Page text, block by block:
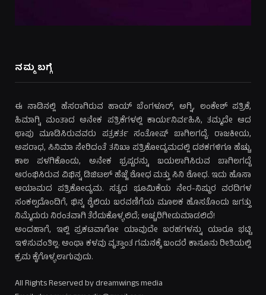
ನಮ್ಮ ಬಗ್ಗೆ
ಈ ನಾಡಿನಲ್ಲಿ ಹೆಸರಾಗಿರುವ ಹಾಯ್ ಬೆಂಗಳೂರ್, ಅಗ್ನಿ, ಲಂಕೇಶ್ ಪತ್ರಿಕೆ,
ಹಿಮಾಗ್ನಿ ಮಂತಾದ ಅನೇಕ ಪತ್ರಿಕೆಗಳಲ್ಲಿ ಕಾರ್ಯನಿರ್ವಹಿಸಿ, ತಮ್ಮದೇ ಆದ
ಛಾಪು ಮೂಡಿಸಿರುವವರು ಪತ್ರಕರ್ತ ಸಂತೋಷ್ ಬಾಗಿಲಗದ್ದೆ. ರಾಜಕೀಯ,
ಅಪರಾಧ, ಸಿನಿಮಾ ಸೇರಿದಂತೆ ತನಿಖಾ ಪತ್ರಿಕೋದ್ಯಮದಲ್ಲಿ ದಶಕಗಳಿಗೂ ಹೆಚ್ಚು
ಕಾಲ ಪಳಗಿಕೊಂಡು, ಅನೇಕ ಭ್ರಷ್ಟರನ್ನು ಬಯಲಾಗಿಸಿರುವ ಬಾಗಿಲಗದ್ದೆ
ಆರಂಭಿಸಿರುವ ವಿಭಿನ್ನ ಡಿಜಿಟಲ್ ಹೆಜ್ಜೆ ಶೋಧ ಮತ್ತು ಸಿನಿ ಶೋಧ. ಇದು ಹೊಸಾ
ಆಯಾಮದ ಪತ್ರಿಕೋದ್ಯಮ. ಸತ್ಯದ ಭೂಮಿಕೆಯ ನೇರ-ನಿಷ್ಠುರ ವರದಿಗಳ
ಸಂಕಲ್ಪದೊಂದಿಗೆ, ಭಿನ್ನ ಶೈಲಿಯ ಬರವಣಿಗೆಯ ಮೂಲಕ ಹೊಸತೊಂದು ಜಗತ್ತು
ನಿಮ್ಮೆದುರು ನಿರಂತವಾಗಿ ತೆರೆದುಕೊಳ್ಳಲಿದೆ; ಅಚ್ಚರಿಗೀಡುಮಾಡಲಿದೆ!
ಅಂದಹಾಗೆ, ಇಲ್ಲಿ ಪ್ರಕಟವಾಗೋ ಯಾವುದೇ ಬರಹಗಳನ್ನು ಯಾರೂ ಭಟ್ಟಿ
ಇಳಿಸುವಂತಿಲ್ಲ. ಅಂಥಾ ಕಳವು ವೃತ್ತಾಂತ ಗಮನಕ್ಕೆ ಬಂದರೆ ಕಾನೂನು ರೀತಿಯಲ್ಲಿ
ಕ್ರಮ ಕೈಗೊಳ್ಳಲಾಗುವುದು.
All Rights Reserved by dreamwings media